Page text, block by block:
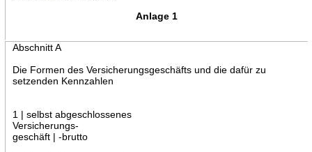
Anlage 1
Abschnitt A
Die Formen des Versicherungsgeschäfts und die dafür zu
setzenden Kennzahlen
1 | selbst abgeschlossenes
Versicherungs-
geschäft | -brutto